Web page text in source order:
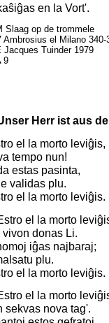
en la Vort'.
Slaag op de trommele
Ambrosius el Milano 340-
Jacques Tuinder 1979
9
Herr ist aus
el la morto leviĝis,
tempo nun!
estas pasinta,
validas plu.
el la morto leviĝis.
el la morto
vivon donas Li.
iĝas najbaraj;
plu.
el la morto leviĝis.
el la morto
sekvas nova tag'.